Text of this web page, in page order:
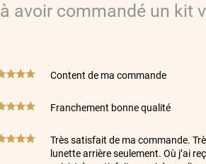
à avoir commandé un kit
*****Content de ma commande
*****Franchement bonne qualité
*****Très satisfait de ma commande.
lunette arrière seulement. Où j’ai